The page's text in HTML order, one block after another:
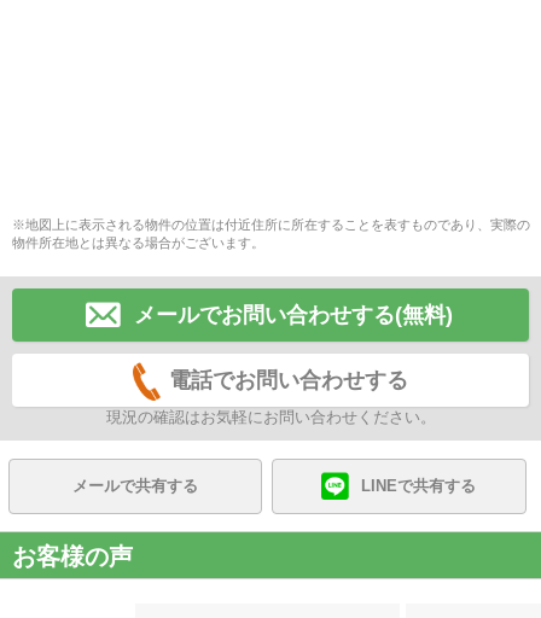
※地図上に表示される物件の位置は付近住所に所在することを表すものであり、実際の
物件所在地とは異なる場合がございます。
メールでお問い合わせする(無料)
電話でお問い合わせする
現況の確認はお気軽にお問い合わせください。
メールで共有する LINEで共有する
お客様の声